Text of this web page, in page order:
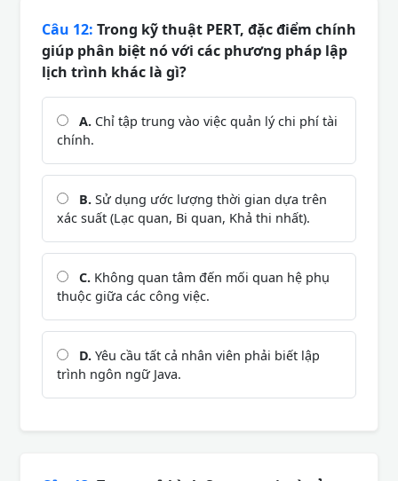
Câu 12: Trong kỹ thuật PERT, đặc điểm chính
giúp phân biệt nó với các phương pháp lập
lịch trình khác là gì?
A. Chỉ tập trung vào việc quản lý chi phí tài
chính.
B. Sử dụng ước lượng thời gian dựa trên
xác suất (Lạc quan, Bi quan, Khả thi nhất).
C. Không quan tâm đến mối quan hệ phụ
thuộc giữa các công việc.
D. Yêu cầu tất cả nhân viên phải biết lập
trình ngôn ngữ Java.